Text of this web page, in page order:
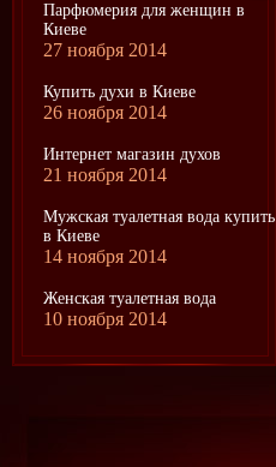
Парфюмерия для женщин в
Киеве
27 ноября 2014
Купить духи в Киеве
26 ноября 2014
Интернет магазин духов
21 ноября 2014
Мужская туалетная вода купить
в Киеве
14 ноября 2014
Женская туалетная вода
10 ноября 2014